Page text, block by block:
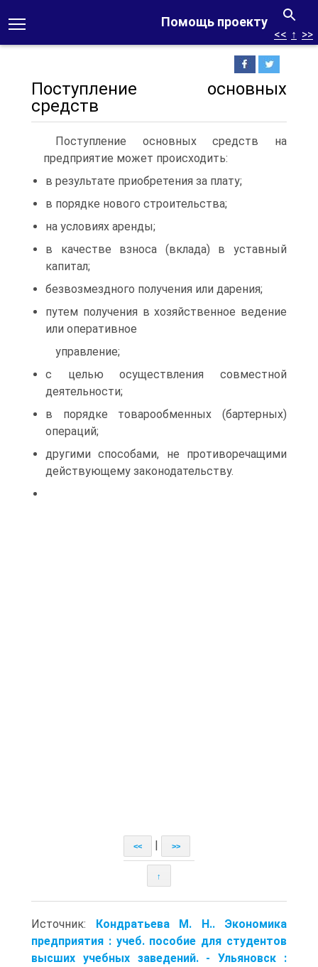
Помощь проекту
<< ↑ >>
Поступление основных
средств
Поступление основных средств на
предприятие может происходить:
в результате приобретения за плату;
в порядке нового строительства;
на условиях аренды;
в качестве взноса (вклада) в уставный
капитал;
безвозмездного получения или дарения;
путем получения в хозяйственное ведение
или оперативное
управление;
с целью осуществления совместной
деятельности;
в порядке товарообменных (бартерных)
операций;
другими способами, не противоречащими
действующему законодательству.
<< >>
↑
Источник: Кондратьева М. Н.. Экономика
предприятия : учеб. пособие для студентов
высших учебных заведений. - Ульяновск :